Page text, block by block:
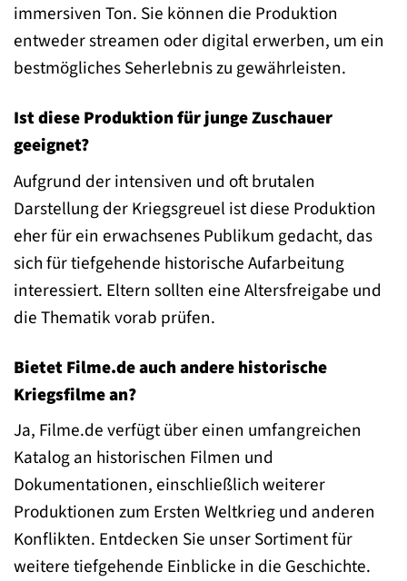
immersiven Ton. Sie können die Produktion
entweder streamen oder digital erwerben, um ein
bestmögliches Seherlebnis zu gewährleisten.
Ist diese Produktion für junge Zuschauer
geeignet?
Aufgrund der intensiven und oft brutalen
Darstellung der Kriegsgreuel ist diese Produktion
eher für ein erwachsenes Publikum gedacht, das
sich für tiefgehende historische Aufarbeitung
interessiert. Eltern sollten eine Altersfreigabe und
die Thematik vorab prüfen.
Bietet Filme.de auch andere historische
Kriegsfilme an?
Ja, Filme.de verfügt über einen umfangreichen
Katalog an historischen Filmen und
Dokumentationen, einschließlich weiterer
Produktionen zum Ersten Weltkrieg und anderen
Konflikten. Entdecken Sie unser Sortiment für
weitere tiefgehende Einblicke in die Geschichte.